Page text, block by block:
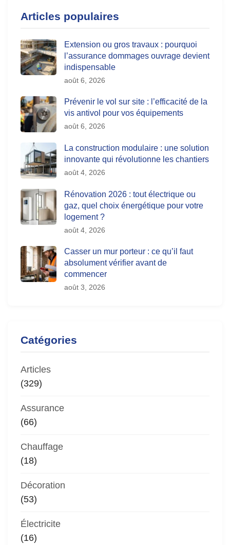
Articles populaires
Extension ou gros travaux : pourquoi
l’assurance dommages ouvrage devient
indispensable
août 6, 2026
Prévenir le vol sur site : l’efficacité de la
vis antivol pour vos équipements
août 6, 2026
La construction modulaire : une solution
innovante qui révolutionne les chantiers
août 4, 2026
Rénovation 2026 : tout électrique ou
gaz, quel choix énergétique pour votre
logement ?
août 4, 2026
Casser un mur porteur : ce qu’il faut
absolument vérifier avant de
commencer
août 3, 2026
Catégories
Articles
(329)
Assurance
(66)
Chauffage
(18)
Décoration
(53)
Électricite
(16)